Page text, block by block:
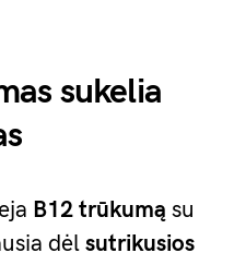
sukelia
B12 trūkumą su
dėl sutrikusios